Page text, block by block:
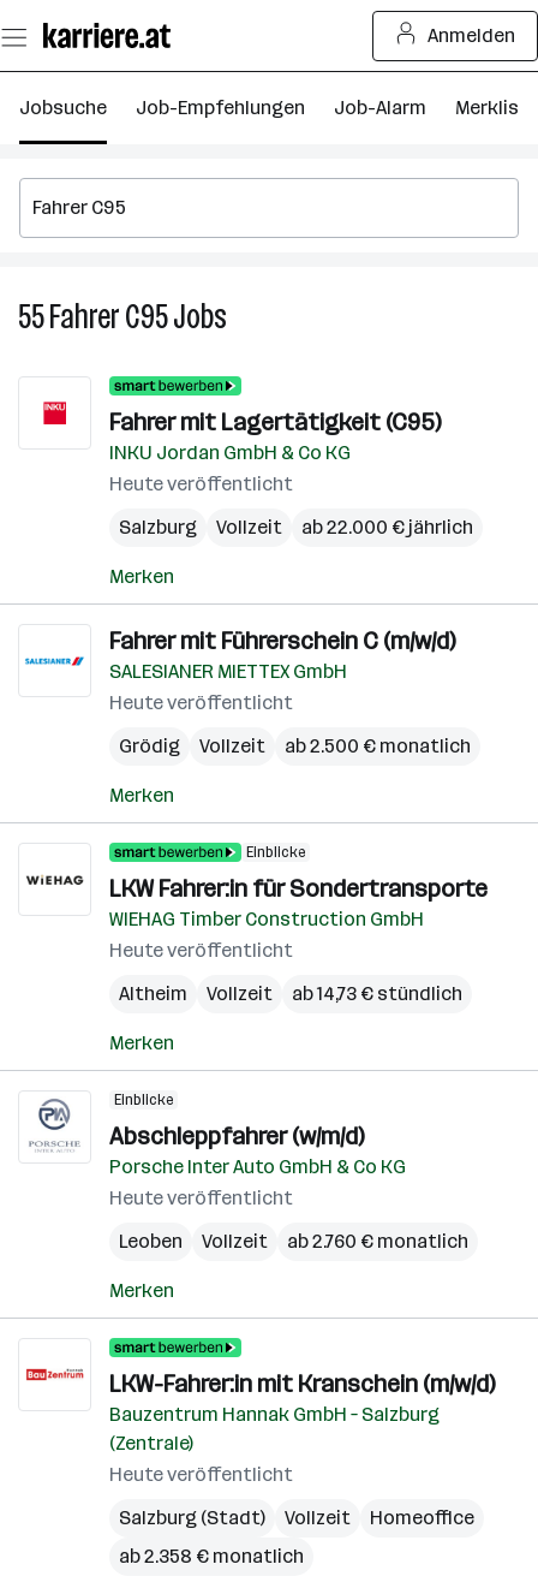
Seiteninhalt
springen
Anmelden
Jobsuche Job-Empfehlungen Job-Alarm Merkliste
55Fahrer C95Jobs
Jobs
Fahrer mit Lagertätigkeit (C95)
INKU Jordan GmbH & Co KG
Heute veröffentlicht
Salzburg
Vollzeit ab 22.000 € jährlich
Merken
Fahrer mit Führerschein C (m/w/d)
SALESIANER MIETTEX GmbH
Heute veröffentlicht
Grödig
Vollzeit ab 2.500 € monatlich
Merken
Einblicke
LKW Fahrer:in für Sondertransporte
WIEHAG Timber Construction GmbH
Heute veröffentlicht
Altheim
Vollzeit ab 14,73 € stündlich
Merken
Einblicke
Abschleppfahrer (w/m/d)
Porsche Inter Auto GmbH & Co KG
Heute veröffentlicht
Leoben
Vollzeit ab 2.760 € monatlich
Merken
LKW-Fahrer:in mit Kranschein (m/w/d)
Bauzentrum Hannak GmbH – Salzburg
(Zentrale)
Heute veröffentlicht
Salzburg (Stadt)
Vollzeit
Homeoffice
ab 2.358 € monatlich